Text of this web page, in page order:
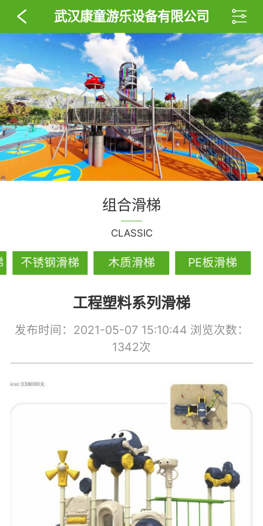
武汉康童游乐设备有限公司
组合滑梯
CLASSIC
不锈钢滑梯 木质滑梯 PE板滑梯
工程塑料系列滑梯
发布时间：2021-05-07 15:10:44 浏览次数：
1342次